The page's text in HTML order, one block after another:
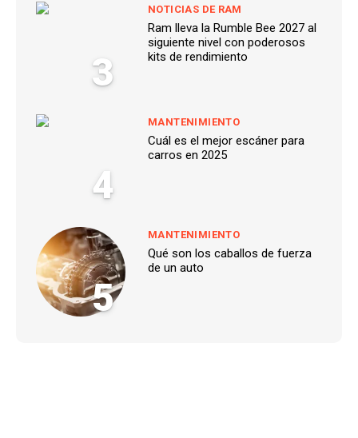
3
NOTICIAS DE RAM
Ram lleva la Rumble Bee 2027 al
siguiente nivel con poderosos
kits de rendimiento
4
MANTENIMIENTO
Cuál es el mejor escáner para
carros en 2025
5
MANTENIMIENTO
Qué son los caballos de fuerza
de un auto